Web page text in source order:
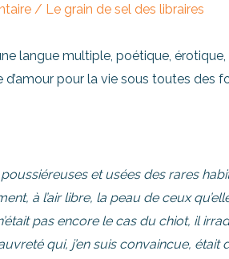
/ Le grain de sel des libraires
langue multiple, poétique,
pour la vie sous toutes des
et usées des rares
à l’air libre, la peau de ceux
pas encore le cas du chiot, il
qui, j’en suis convaincue, était